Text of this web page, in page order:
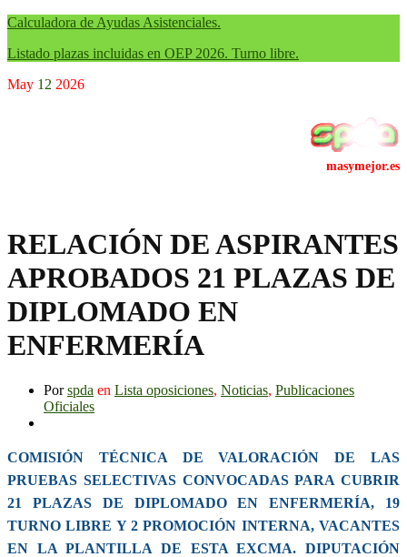
Calculadora de Ayudas Asistenciales.
Listado plazas incluidas en OEP 2026. Turno libre.
May 12 2026
RELACIÓN DE ASPIRANTES
APROBADOS 21 PLAZAS DE
DIPLOMADO EN
ENFERMERÍA
Porspda en Lista oposiciones, Noticias, Publicaciones
Oficiales
COMISIÓN TÉCNICA DE VALORACIÓN DE LAS
PRUEBAS SELECTIVAS CONVOCADAS PARA CUBRIR
21 PLAZAS DE DIPLOMADO EN ENFERMERÍA, 19
TURNO LIBRE Y 2 PROMOCIÓN INTERNA, VACANTES
EN LA PLANTILLA DE ESTA EXCMA. DIPUTACIÓN